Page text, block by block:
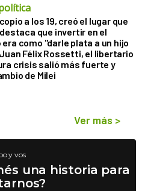
a los 19, creó el lugar que
que invertir en el
como "darle plata a un hijo
Félix Rossetti, el libertario
crisis salió más fuerte y
de Milei
Ver más >
y vos
una historia para